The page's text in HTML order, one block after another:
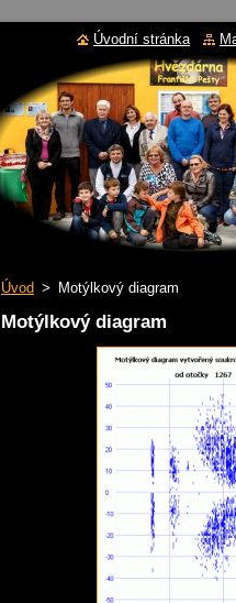
Úvod > Motýlkový diagram
Motýlkový diagram
Úvodní stránka